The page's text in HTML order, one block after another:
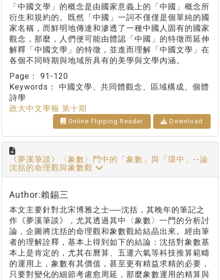
「中國文學」的概念是由國家意義上的「中國」概念所
衍生和規約的。既然「中國」一詞不僅僅是個單純的國
家名稱，而鮮明地傳達和滲透了一種中國人固有的國家
觀念，那麼，人們便可能由體認「中國」的特徵而延伸
解釋「中國文學」的特徵，並進而理解「中國文學」在
各個不同時期與地域所具有的美學與文學內涵。
Page： 91-120
Keywords： 中國文學、共同體觀念、區域構成、個體
詩學
政大中文學報 第十期
Online Flipping Reader Download
《夢溪筆談》〈象數〉門中的「象數」與「環中」--論
沈括的命理觀與象數觀
Author:賴錫三
本文主要針對北宋博雅之士──沈括，其晚年的筆記之
作《夢溪筆談》，尤其透過其中〈象數〉一門的分析討
論，企圖將沈括的命理觀和象數觀給結晶出來。經由筆
者的理解詮釋，基本上得到如下的結論：沈括對象數基
本上是肯定的，尤其在曆算、五運六氣等科技推算範疇
的運用上，象數有其價值，甚至更有精益求精的必要，
只要對變化的細節考慮愈周延，那麼象數運用的精算與